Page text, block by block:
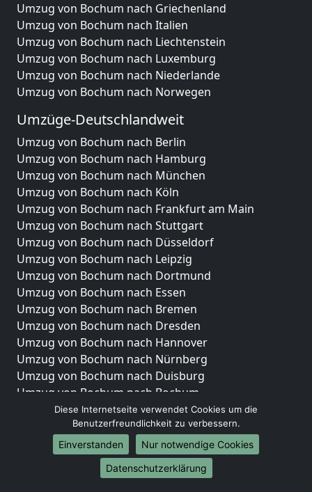
Umzug von Bochum nach Griechenland
Umzug von Bochum nach Italien
Umzug von Bochum nach Liechtenstein
Umzug von Bochum nach Luxemburg
Umzug von Bochum nach Niederlande
Umzug von Bochum nach Norwegen
Umzüge-Deutschlandweit
Umzug von Bochum nach Berlin
Umzug von Bochum nach Hamburg
Umzug von Bochum nach München
Umzug von Bochum nach Köln
Umzug von Bochum nach Frankfurt am Main
Umzug von Bochum nach Stuttgart
Umzug von Bochum nach Düsseldorf
Umzug von Bochum nach Leipzig
Umzug von Bochum nach Dortmund
Umzug von Bochum nach Essen
Umzug von Bochum nach Bremen
Umzug von Bochum nach Dresden
Umzug von Bochum nach Hannover
Umzug von Bochum nach Nürnberg
Umzug von Bochum nach Duisburg
Umzug von Bochum nach Bochum
Umzug von Bochum nach Wuppertal
Umzug von Bochum nach Bielefeld
Umzug von Bochum nach Bonn
Umzug von Bochum nach Münster
Diese Internetseite verwendet Cookies um die
Benutzerfreundlichkeit zu verbessern.
Einverstanden
Nur notwendige Cookies
Datenschutzerklärung